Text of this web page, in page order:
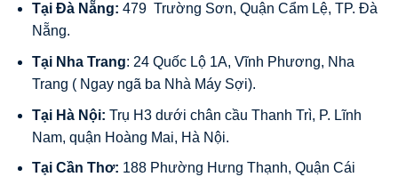
Tại Đà Nẵng: 479 Trường Sơn, Quận Cẩm Lệ, TP. Đà
Nẵng.
Tại Nha Trang: 24 Quốc Lộ 1A, Vĩnh Phương, Nha
Trang ( Ngay ngã ba Nhà Máy Sợi).
Tại Hà Nội: Trụ H3 dưới chân cầu Thanh Trì, P. Lĩnh
Nam, quận Hoàng Mai, Hà Nội.
Tại Cần Thơ: 188 Phường Hưng Thạnh, Quận Cái